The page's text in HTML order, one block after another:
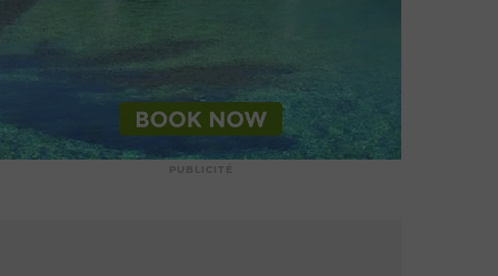
Prenez les commandes d’un jet
ski dernière génération pour une
session intense. Partez à la
découverte des criques secrètes
et laissez-vous griser par la
sensation unique de glisse en
pleine mer.
d’une valeur de140 $
PUBLICITÉ